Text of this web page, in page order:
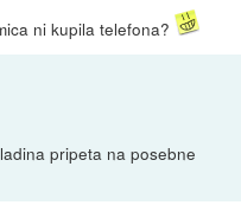
ni kupila telefona?
pripeta na posebne